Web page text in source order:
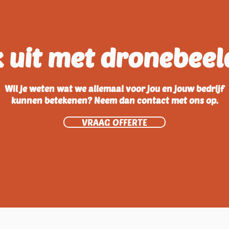
uit met
Wil je weten wat we allemaal voor jou en jouw bedrijf
kunnen betekenen? Neem dan contact met ons op.
VRAAG OFFERTE